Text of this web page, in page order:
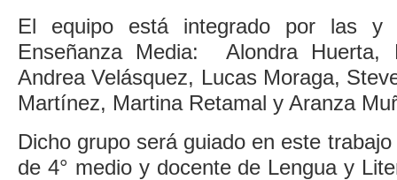
El equipo está integrado por las y
Enseñanza Media: Alondra Huerta,
Andrea Velásquez, Lucas Moraga,
Martínez, Martina Retamal y Aranza
Dicho grupo será guiado en este
de 4° medio y docente de Lengua y